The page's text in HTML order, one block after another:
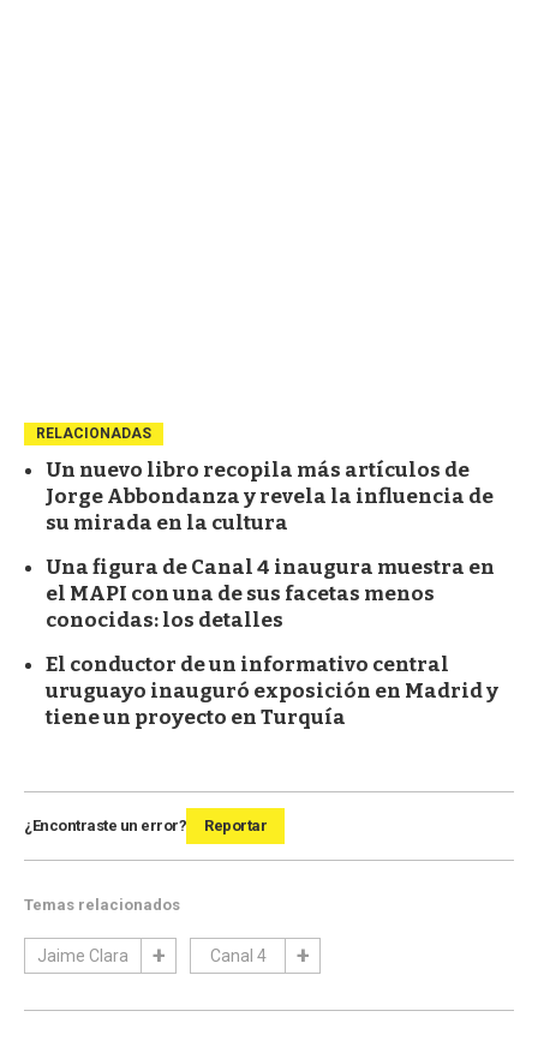
RELACIONADAS
Un nuevo libro recopila más artículos de
Jorge Abbondanza y revela la influencia de
su mirada en la cultura
Una figura de Canal 4 inaugura muestra en
el MAPI con una de sus facetas menos
conocidas: los detalles
El conductor de un informativo central
uruguayo inauguró exposición en Madrid y
tiene un proyecto en Turquía
¿Encontraste un error? Reportar
Temas relacionados
Jaime Clara Canal 4